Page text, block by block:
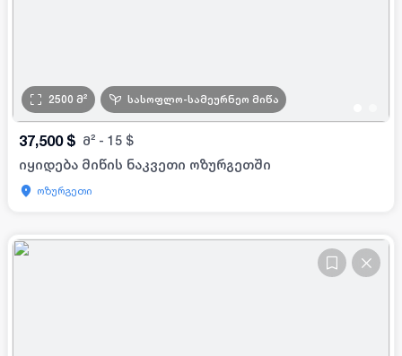
2500 მ² სასოფლო-სამეურნეო მიწა
37,500 $ მ² - 15 $
იყიდება მიწის ნაკვეთი ოზურგეთში
ოზურგეთი